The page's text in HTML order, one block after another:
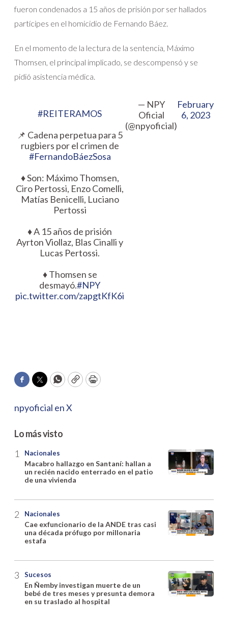
fueron condenados a 15 años de prisión por ser hallados
partícipes en el homicidio de Fernando Báez.
En el momento de la lectura de la sentencia, Máximo
Thomsen, el principal implicado, se descompensó y se
pidió asistencia médica.
#REITERAMOS
📌 Cadena perpetua para 5
rugbiers por el crimen de
#FernandoBáezSosa
♦️ Son: Máximo Thomsen,
Ciro Pertossi, Enzo Comelli,
Matías Benicelli, Luciano
Pertossi
♦️ A 15 años de prisión
Ayrton Viollaz, Blas Cinalli y
Lucas Pertossi.
♦️ Thomsen se
desmayó.#NPY
pic.twitter.com/zapgtKfK6i
— NPY
Oficial
(@npyoficial)
February
6, 2023
Facebook
TwitterWhatsApp
CopyPrint
npyoficial en X
Lo más visto
Nacionales
Macabro hallazgo en Santaní: hallan a
un recién nacido enterrado en el patio
de una vivienda
Nacionales
Cae exfuncionario de la ANDE tras casi
una década prófugo por millonaria
estafa
Sucesos
En Ñemby investigan muerte de un
bebé de tres meses y presunta demora
en su traslado al hospital